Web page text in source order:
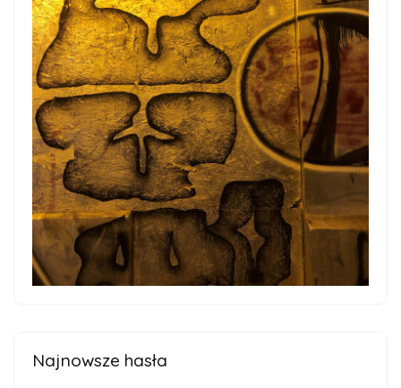
Najnowsze hasła